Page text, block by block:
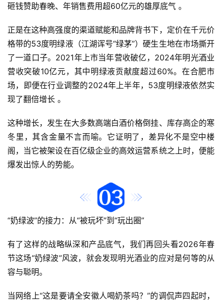
砸钱赞助春晚、年销售费用超60亿元的雄厚底气 。
正是在这种高强度的渠道赋能和品牌背书下，定价在千元价
格带的53度明绿液（江湖诨号“绿茅”）硬生生地在市场撕开
了一道口子。2021年上市当年营收破亿，2024年明光酒业
营收突破10亿元，其中明绿液贡献度超过60%。在合肥市
场，即便在行业调整的2024年上半年，53度明绿液依然实
现了翻倍增长 。
这种增长，发生在大多数高端白酒价格倒挂、库存高企的寒
冬里，其含金量不言而喻。它证明了，差异化不是空中楼
阁，当它被架设在百亿级企业的高效运营系统之上时，便能
爆发出惊人的势能。
“奶绿波”的接力：从“被玩坏”到“玩出圈”
有了这样的战略纵深和产品底气，我们再回头看2026年春
节这场“奶绿波”风波，就会发现明光酒业的应对是何等的从
容与聪明。
当网络上“这是要请全安徽人喝奶茶吗？”的调侃声四起时，